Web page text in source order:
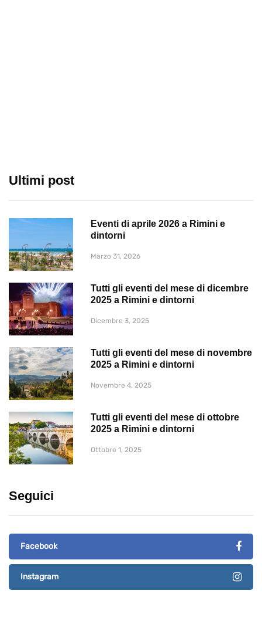
Ultimi post
Eventi di aprile 2026 a Rimini e
dintorni
Marzo 31, 2026
Tutti gli eventi del mese di dicembre
2025 a Rimini e dintorni
Dicembre 3, 2025
Tutti gli eventi del mese di novembre
2025 a Rimini e dintorni
Novembre 4, 2025
Tutti gli eventi del mese di ottobre
2025 a Rimini e dintorni
Ottobre 1, 2025
Seguici
Facebook
Instagram